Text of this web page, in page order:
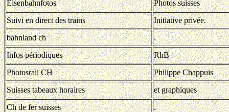
Eisenbahnfotos
Photos suisses
Suivi en direct des trains
Initiative privée.
bahnland ch
.
Infos périodiques
RhB
Photosrail CH
Philippe Chappuis
Suisses tabeaux horaires
et graphiques
Ch de fer suisses
.